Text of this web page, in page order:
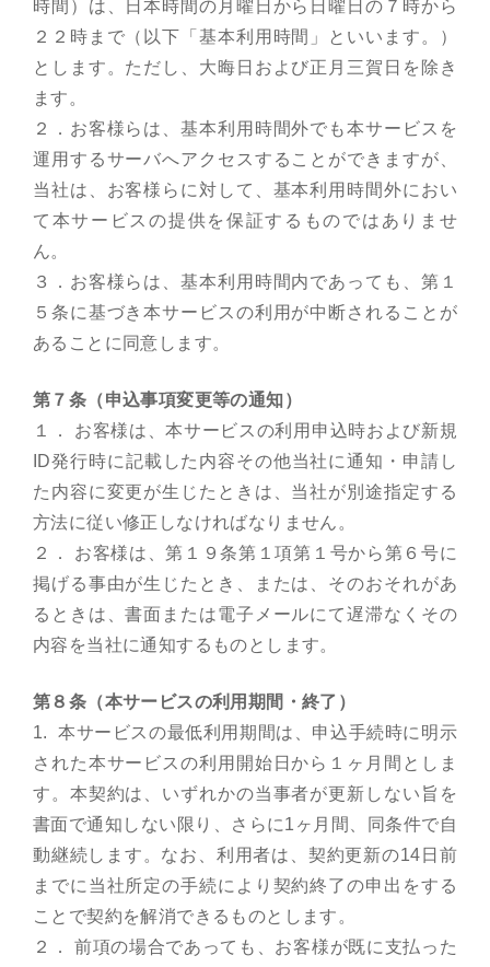
時間）は、日本時間の月曜日から日曜日の７時から
２２時まで（以下「基本利用時間」といいます。）
とします。ただし、大晦日および正月三賀日を除き
ます。
２．お客様らは、基本利用時間外でも本サービスを
運用するサーバへアクセスすることができますが、
当社は、お客様らに対して、基本利用時間外におい
て本サービスの提供を保証するものではありませ
ん。
３．お客様らは、基本利用時間内であっても、第１
５条に基づき本サービスの利用が中断されることが
あることに同意します。
第７条（申込事項変更等の通知）
１． お客様は、本サービスの利用申込時および新規
ID発行時に記載した内容その他当社に通知・申請し
た内容に変更が生じたときは、当社が別途指定する
方法に従い修正しなければなりません。
２． お客様は、第１９条第１項第１号から第６号に
掲げる事由が生じたとき、または、そのおそれがあ
るときは、書面または電子メールにて遅滞なくその
内容を当社に通知するものとします。
第８条（本サービスの利用期間・終了）
1. 本サービスの最低利用期間は、申込手続時に明示
された本サービスの利用開始日から１ヶ月間としま
す。本契約は、いずれかの当事者が更新しない旨を
書面で通知しない限り、さらに1ヶ月間、同条件で自
動継続します。なお、利用者は、契約更新の14日前
までに当社所定の手続により契約終了の申出をする
ことで契約を解消できるものとします。
２． 前項の場合であっても、お客様が既に支払った